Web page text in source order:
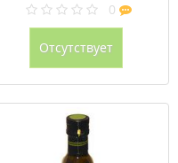
0
Отсутствует